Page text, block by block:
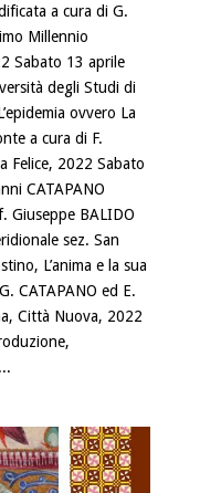
a cura di G.
Millennio
Sabato 13 aprile
degli Studi di
ovvero La
a cura di F.
Felice, 2022 Sabato
CATAPANO
Giuseppe BALIDO
sez. San
L’anima e la sua
CATAPANO ed E.
Città Nuova, 2022